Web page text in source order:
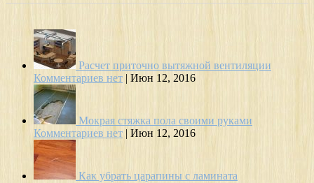
Расчет приточно вытяжной вентиляции
Комментариев нет | Июн 12, 2016
Мокрая стяжка пола своими руками
Комментариев нет | Июн 12, 2016
Как убрать царапины с ламината